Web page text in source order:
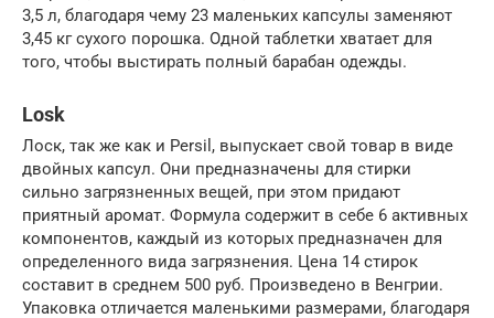
3,5 л, благодаря чему 23 маленьких капсулы заменяют
3,45 кг сухого порошка. Одной таблетки хватает для
того, чтобы выстирать полный барабан одежды.
Losk
Лоск, так же как и Persil, выпускает свой товар в виде
двойных капсул. Они предназначены для стирки
сильно загрязненных вещей, при этом придают
приятный аромат. Формула содержит в себе 6 активных
компонентов, каждый из которых предназначен для
определенного вида загрязнения. Цена 14 стирок
составит в среднем 500 руб. Произведено в Венгрии.
Упаковка отличается маленькими размерами, благодаря